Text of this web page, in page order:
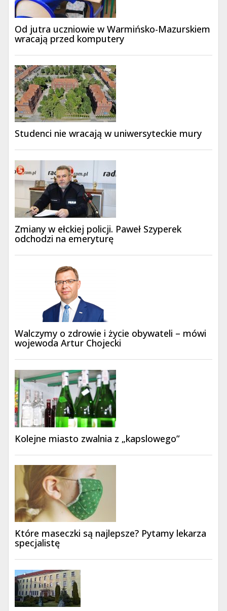
Od jutra uczniowie w Warmińsko-Mazurskiem
wracają przed komputery
Studenci nie wracają w uniwersyteckie mury
Zmiany w ełckiej policji. Paweł Szyperek
odchodzi na emeryturę
Walczymy o zdrowie i życie obywateli – mówi
wojewoda Artur Chojecki
Kolejne miasto zwalnia z „kapslowego”
Które maseczki są najlepsze? Pytamy lekarza
specjalistę